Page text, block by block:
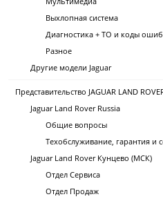
Выхлопная система
Диагностика + ТО и коды
Разное
Другие модели Jaguar
Представительство JAGUAR LAND
Jaguar Land Rover Russia
Общие вопросы
Техобслуживание, гарантия и
Jaguar Land Rover Кунцево (МСК)
Отдел Сервиса
Отдел Продаж